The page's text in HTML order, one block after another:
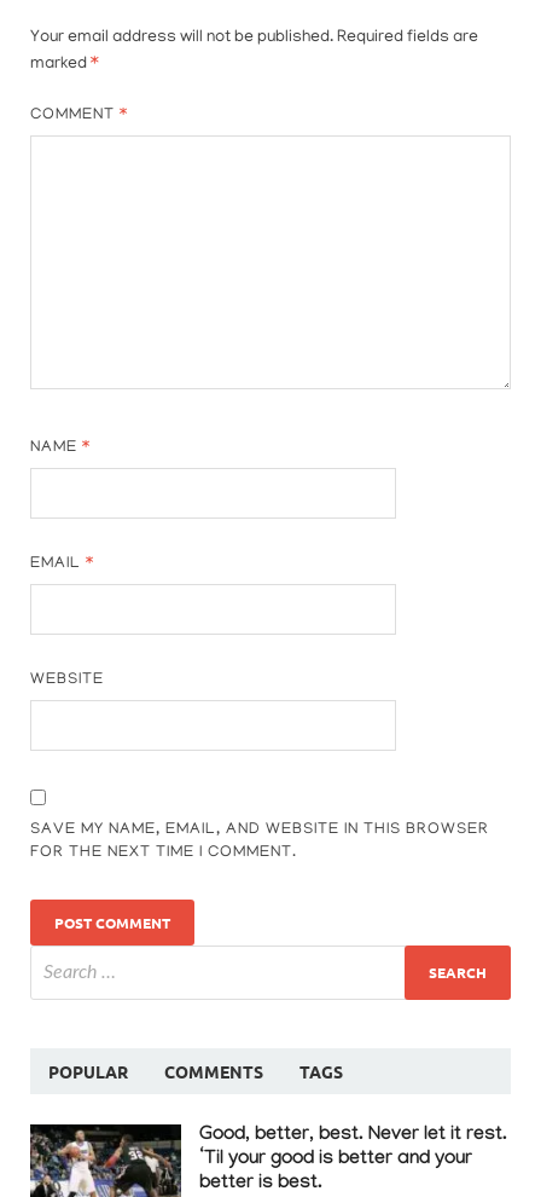
Your email address will not be published. Required fields are
marked *
COMMENT*
NAME*
EMAIL*
WEBSITE
SAVE MY NAME, EMAIL, AND WEBSITE IN THIS BROWSER
FOR THE NEXT TIME I COMMENT.
POPULAR COMMENTS TAGS
Good, better, best. Never let it rest.
‘Til your good is better and your
better is best.